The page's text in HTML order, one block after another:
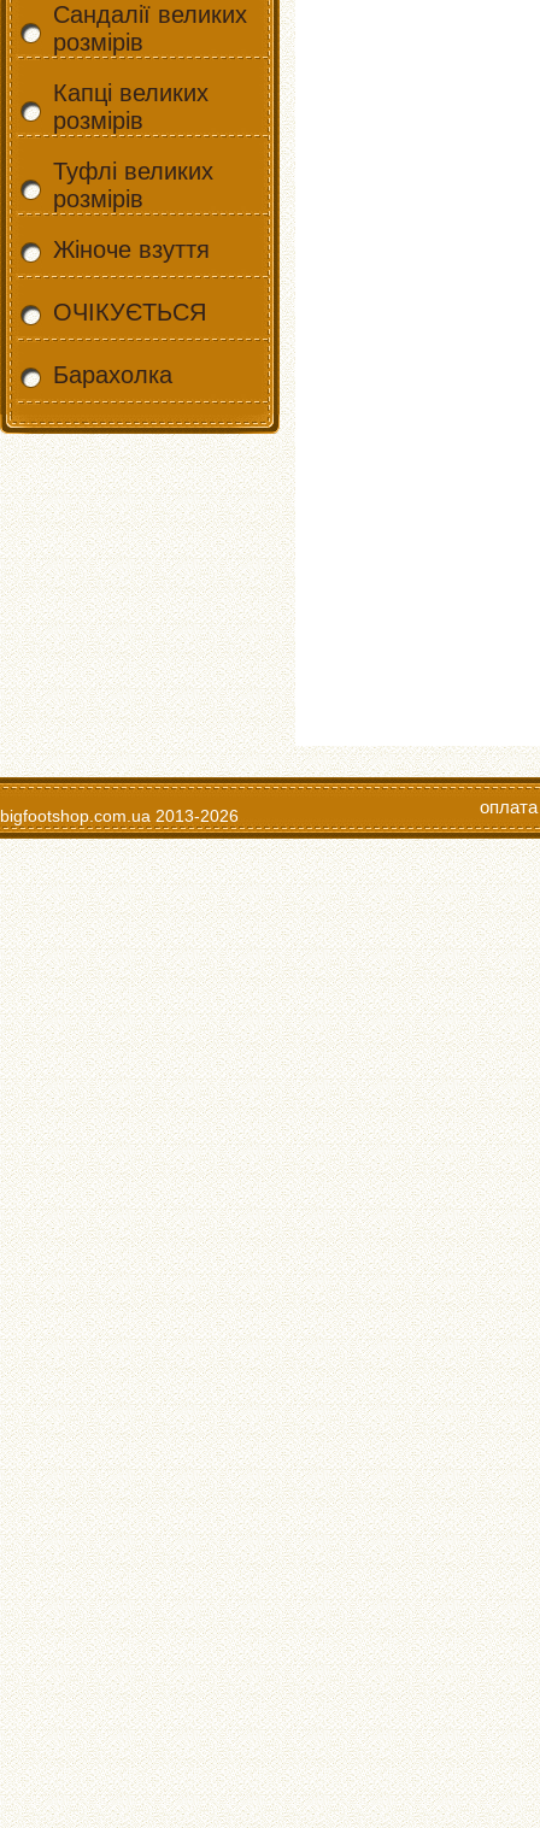
Сандалії великих
розмірів
Капці великих
розмірів
Туфлі великих
розмірів
Жіноче взуття
ОЧІКУЄТЬСЯ
Барахолка
bigfootshop.com.ua 2013-2026 оплата